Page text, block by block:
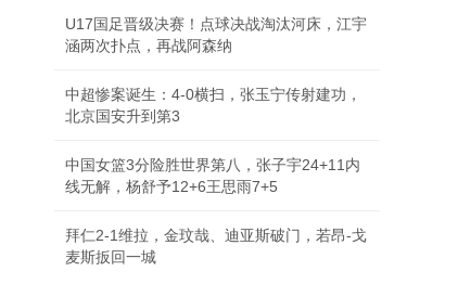
U17国足晋级决赛！点球决战淘汰河床，江宇
涵两次扑点，再战阿森纳
中超惨案诞生：4-0横扫，张玉宁传射建功，
北京国安升到第3
中国女篮3分险胜世界第八，张子宇24+11内
线无解，杨舒予12+6王思雨7+5
拜仁2-1维拉，金玟哉、迪亚斯破门，若昂-戈
麦斯扳回一城